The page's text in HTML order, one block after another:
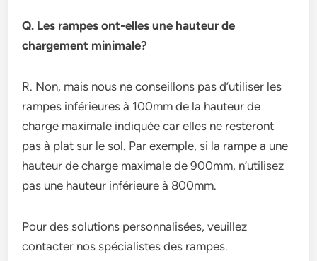
Q. Les rampes ont-elles une hauteur de
chargement minimale?
R. Non, mais nous ne conseillons pas d’utiliser les
rampes inférieures à 100mm de la hauteur de
charge maximale indiquée car elles ne resteront
pas à plat sur le sol. Par exemple, si la rampe a une
hauteur de charge maximale de 900mm, n’utilisez
pas une hauteur inférieure à 800mm.
Pour des solutions personnalisées, veuillez
contacter nos spécialistes des rampes.